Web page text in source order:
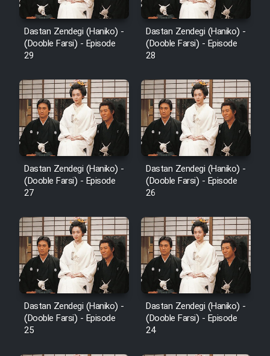
Film Alpagoor (Dooble Farsi)
Film Herfeyi (Dooble Farsi)
Mostanad Margbartarin
Heyvanat Donya - Dooble Farsi
Film Toofangar (Dooble Farsi)
Film Velgarde Vahshi (Dooble
Farsi)
Dastan Zendegi (Haniko) -
(Dooble Farsi) - Episode
29
Dastan Zendegi (Haniko) -
(Dooble Farsi) - Episode
28
Dastan Zendegi (Haniko) -
(Dooble Farsi) - Episode
27
Dastan Zendegi (Haniko) -
(Dooble Farsi) - Episode
26
Dastan Zendegi (Haniko) -
(Dooble Farsi) - Episode
25
Dastan Zendegi (Haniko) -
(Dooble Farsi) - Episode
24